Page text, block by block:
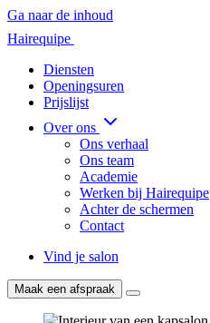
Ga naar de inhoud
Hairequipe
Diensten
Openingsuren
Prijslijst
Over ons
Ons verhaal
Ons team
Academie
Werken bij Hairequipe
Achter de schermen
Contact
Vind je salon
Maak een afspraak